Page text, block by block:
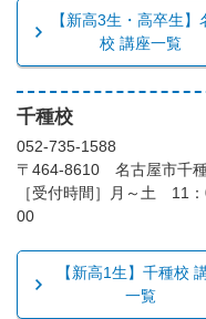
【新高3生・高卒生】
校 講座一覧
千種校
052-735-1588
〒464-8610 名古屋市千
［受付時間］月～土 11
00
【新高1生】千種校
一覧